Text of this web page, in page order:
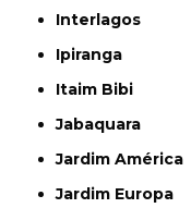
Interlagos
Ipiranga
Itaim Bibi
Jabaquara
Jardim América
Jardim Europa